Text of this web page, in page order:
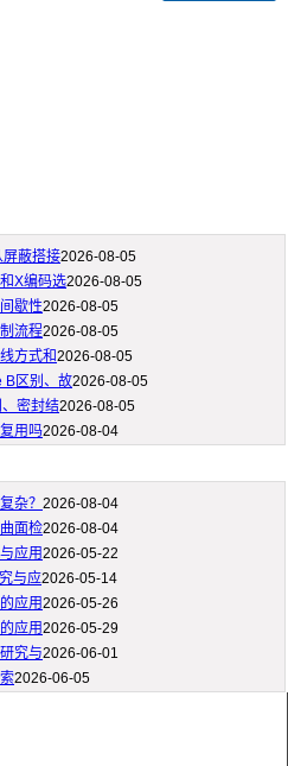
蔽搭接2026-08-05
X编码选2026-08-05
歇性2026-08-05
流程2026-08-05
方式和2026-08-05
B区别、故2026-08-05
密封结2026-08-05
用吗2026-08-04
杂？ 2026-08-04
面检2026-08-04
应用2026-05-22
与应2026-05-14
应用2026-05-26
应用2026-05-29
究与2026-06-01
2026-06-05